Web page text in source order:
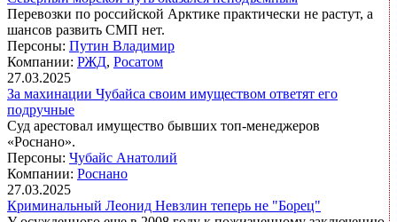
Перевозки по российской Арктике практически не растут, а
шансов развить СМП нет.
Персоны: Путин Владимир
Компании: РЖД, Росатом
27.03.2025
За махинации Чубайса своим имуществом ответят его
подручные
Суд арестовал имущество бывших топ-менеджеров
«Роснано».
Персоны: Чубайс Анатолий
Компании: Роснано
27.03.2025
Криминальный Леонид Невзлин теперь не "Борец"